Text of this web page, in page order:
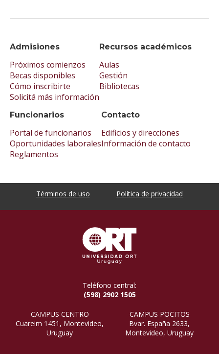
Admisiones
Próximos comienzos
Becas disponibles
Cómo inscribirte
Solicitá más información
Recursos académicos
Aulas
Gestión
Bibliotecas
Funcionarios
Portal de funcionarios
Oportunidades laborales
Reglamentos
Contacto
Edificios y direcciones
Información de contacto
Términos de uso Política de privacidad
Teléfono central:
(598) 2902 1505
CAMPUS CENTRO
Cuareim 1451, Montevideo,
Uruguay
CAMPUS POCITOS
Bvar. España 2633,
Montevideo, Uruguay